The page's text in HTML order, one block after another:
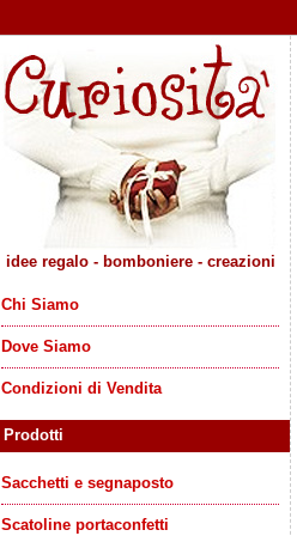
idee regalo - bomboniere - creazioni
Chi Siamo
Dove Siamo
Condizioni di Vendita
Prodotti
Sacchetti e segnaposto
Scatoline portaconfetti